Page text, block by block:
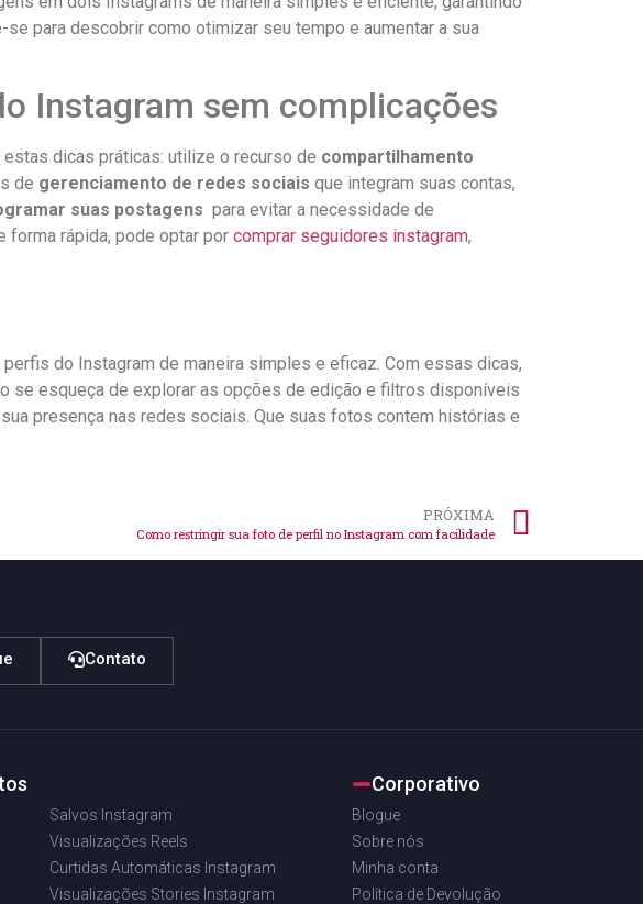
para descobrir como otimizar​ seu tempo e aumentar a sua
Instagram sem complicações
dicas ⁣práticas: utilize o‌ recurso de compartilhamento ​
‌de gerenciamento de redes sociais que⁢ integram ‌suas contas,
suas ​postagens ⁤ para evitar a necessidade​ de
forma rápida, ⁣pode optar ⁤por​ comprar seguidores instagram,
do Instagram ‌de​ maneira simples e eficaz. Com essas‍ dicas,​
se esqueça de explorar as opções de edição ⁢e filtros disponíveis
presença nas redes ​sociais. Que ‌suas fotos contem histórias ‍e
PRÓXIMA
Como restringir sua foto de perfil no Instagram com facilidade
Contato
Salvos Instagram
Visualizações Reels
Curtidas Automáticas Instagram
Visualizações Stories Instagram
Corporativo
Blogue
Sobre nós
Minha conta
Política de Devolução